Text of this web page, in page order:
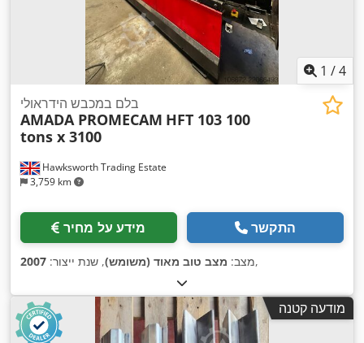
1 /4
Hawksworth Trading Estate
3,759 km
בלם במכבש הידראולי
AMADA PROMECAM HFT 103 100
tons x 3100
מידע על מחיר התקשר
מצב: מצב טוב מאוד (משומש), שנת ייצור: 2007 ,
מודעה קטנה